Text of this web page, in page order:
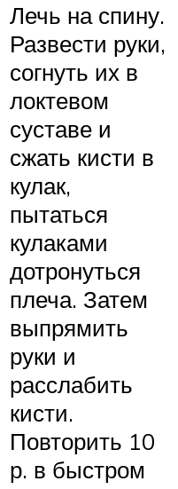
Лечь на спину.
Развести руки,
согнуть их в
локтевом
суставе и
сжать кисти в
кулак,
пытаться
кулаками
дотронуться
плеча. Затем
выпрямить
руки и
расслабить
кисти.
Повторить 10
р. в быстром